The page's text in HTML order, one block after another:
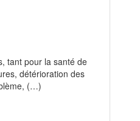
tant pour la santé de
détérioration des
(…)